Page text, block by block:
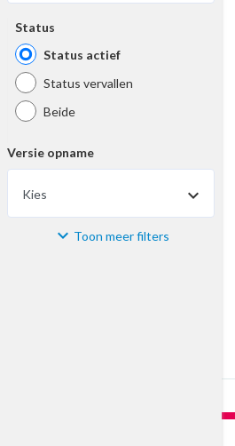
Status
Status actief
Status vervallen
Beide
Versie opname
Kies
Materiaal Toon meer filters